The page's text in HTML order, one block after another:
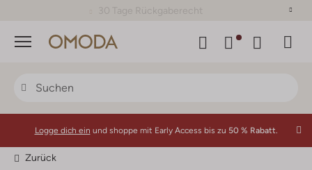
30 Tage Rückgaberecht
Menü
Logge dich ein und shoppe mit Early Access bis zu 50 % Rabatt.
Zurück